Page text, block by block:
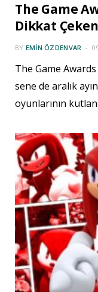
The Game
Dikkat
BY EMIN ÖZDENVAR
The Game
sene de aralık
oyunlarının